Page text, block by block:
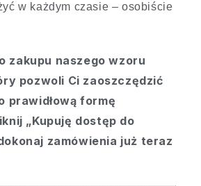
w każdym czasie – osobiście
zakupu naszego wzoru
pozwoli Ci zaoszczędzić
prawidłową formę
„Kupuję dostęp do
zamówienia już teraz